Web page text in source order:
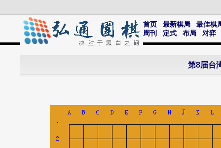
首页 最新棋局
最佳棋
周刊
定式 布局 对弈
第8届台